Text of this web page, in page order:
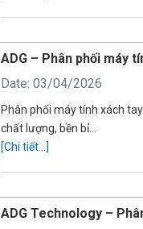
ADG – Phân phối máy
Date: 03/04/2026
Phân phối máy tính xách
chất lượng, bền bỉ…
[Chi tiết...]
ADG Technology –